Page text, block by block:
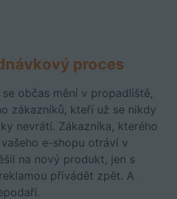
proces
občas mění v propadliště,
zákazníků, kteří už se nikdy
nevrátí. Zákazníka, kterého
e-shopu otráví v
na nový produkt, jen s
přivádět zpět. A